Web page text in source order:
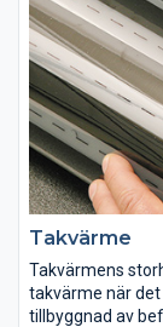
Takvärme
Takvärmens
takvärme när
tillbyggnad av